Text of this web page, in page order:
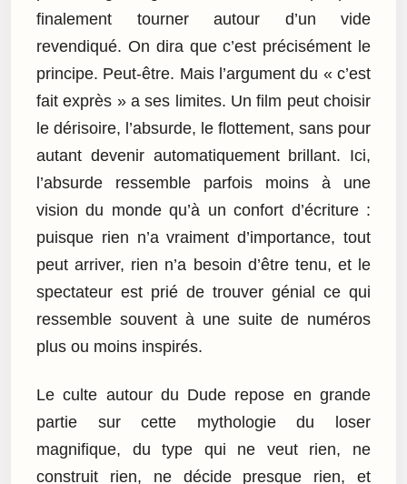
finalement tourner autour d’un vide
revendiqué. On dira que c’est précisément le
principe. Peut-être. Mais l’argument du « c’est
fait exprès » a ses limites. Un film peut choisir
le dérisoire, l’absurde, le flottement, sans pour
autant devenir automatiquement brillant. Ici,
l’absurde ressemble parfois moins à une
vision du monde qu’à un confort d’écriture :
puisque rien n’a vraiment d’importance, tout
peut arriver, rien n’a besoin d’être tenu, et le
spectateur est prié de trouver génial ce qui
ressemble souvent à une suite de numéros
plus ou moins inspirés.
Le culte autour du Dude repose en grande
partie sur cette mythologie du loser
magnifique, du type qui ne veut rien, ne
construit rien, ne décide presque rien, et